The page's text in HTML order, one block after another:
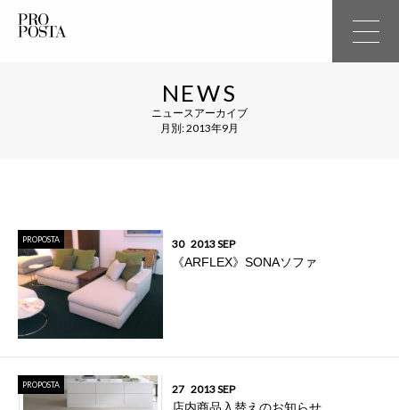
NEWS
ニュースアーカイブ
月別: 2013年9月
PROPOSTA 30 2013 SEP
《ARFLEX》SONAソファ
PROPOSTA 27 2013 SEP